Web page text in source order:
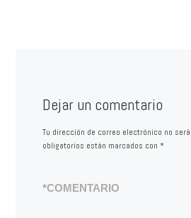
Dejar un comentario
Tu dirección de correo electrónico no
obligatorios están marcados con *
COMENTARIO
*